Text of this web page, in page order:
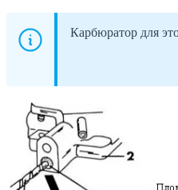
Карбюратор для